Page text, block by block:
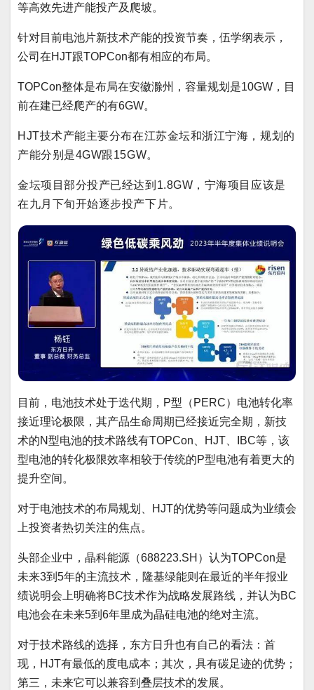
等高效先进产能投产及爬坡。
针对目前电池片新技术产能的投资节奏，伍学纲表示，
公司在HJT跟TOPCon都有相应的布局。
TOPCon整体是布局在安徽滁州，容量规划是10GW，目
前在建已经爬产的有6GW。
HJT技术产能主要分布在江苏金坛和浙江宁海，规划的
产能分别是4GW跟15GW。
金坛项目部分投产已经达到1.8GW，宁海项目应该是
在九月下旬开始逐步投产下片。
目前，电池技术处于迭代期，P型（PERC）电池转化率
接近理论极限，其产品生命周期已经接近完全期，新技
术的N型电池的技术路线有TOPCon、HJT、IBC等，该
型电池的转化极限效率相较于传统的P型电池有着更大的
提升空间。
对于电池技术的布局规划、HJT的优势等问题成为业绩会
上投资者热切关注的焦点。
头部企业中，晶科能源（688223.SH）认为TOPCon是
未来3到5年的主流技术，隆基绿能则在最近的半年报业
绩说明会上明确将BC技术作为战略发展路线，并认为BC
电池会在未来5到6年里成为晶硅电池的绝对主流。
对于技术路线的选择，东方日升也有自己的看法：首
现，HJT有最低的度电成本；其次，具有碳足迹的优势；
第三，未来它可以兼容到叠层技术的发展。